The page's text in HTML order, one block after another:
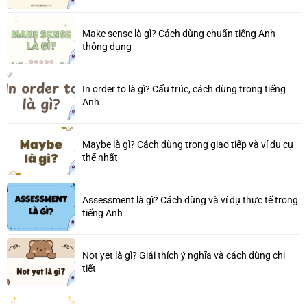
Make sense là gì? Cách dùng chuẩn tiếng Anh
thông dụng
In order to là gì? Cấu trúc, cách dùng trong tiếng
Anh
Maybe là gì? Cách dùng trong giao tiếp và ví dụ cụ
thể nhất
Assessment là gì? Cách dùng và ví dụ thực tế trong
tiếng Anh
Not yet là gì? Giải thích ý nghĩa và cách dùng chi
tiết